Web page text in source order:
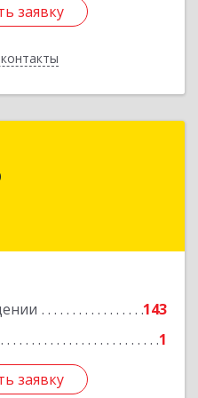
заявку
заявку
143
1
заявку
г, Малая Садовая
Подробнее
заявку